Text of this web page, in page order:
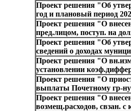
Проект решения "Об
год и плановый период
Проект решения "О
пред.лицом, поступ. на
Проект решения "Об
сведений о доходах
Проект решения "О
установлении
Проект решения "О
выплаты Почетному гр-
Проект решения "О
возмещ.расходов, свзан.